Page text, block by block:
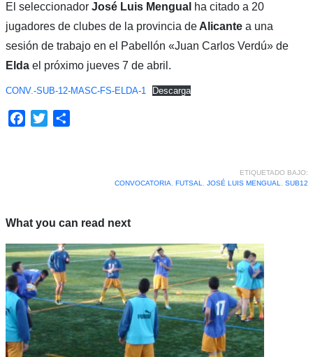
El seleccionador José Luis Mengual ha citado a 20
jugadores de clubes de la provincia deAlicantea una
sesión de trabajo en el Pabellón «Juan Carlos Verdú» de
Eldael próximo jueves 7 de abril.
CONV.-SUB-12-MASC-FS-ELDA-1 Descarga
Facebook
Twitter
ETIQUETADO BAJO:
CONVOCATORIA, FUTSAL, JOSÉ LUIS MENGUAL, SUB12
What you can read next